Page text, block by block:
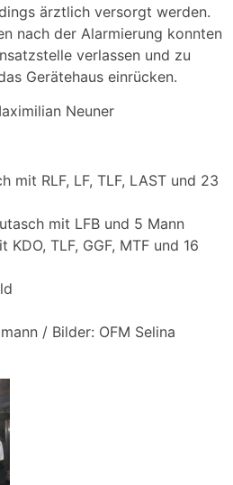
ärztlich versorgt werden.
nach der Alarmierung konnten
verlassen und zu
Gerätehaus einrücken.
Neuner
mit RLF, LF, TLF, LAST und 23
mit LFB und 5 Mann
KDO, TLF, GGF, MTF und 16
/ Bilder: OFM Selina